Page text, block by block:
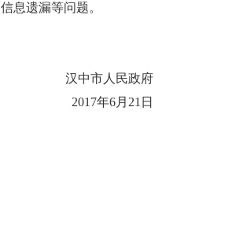
信息遗漏等问题。
汉中市人民政府
2017年6月21日